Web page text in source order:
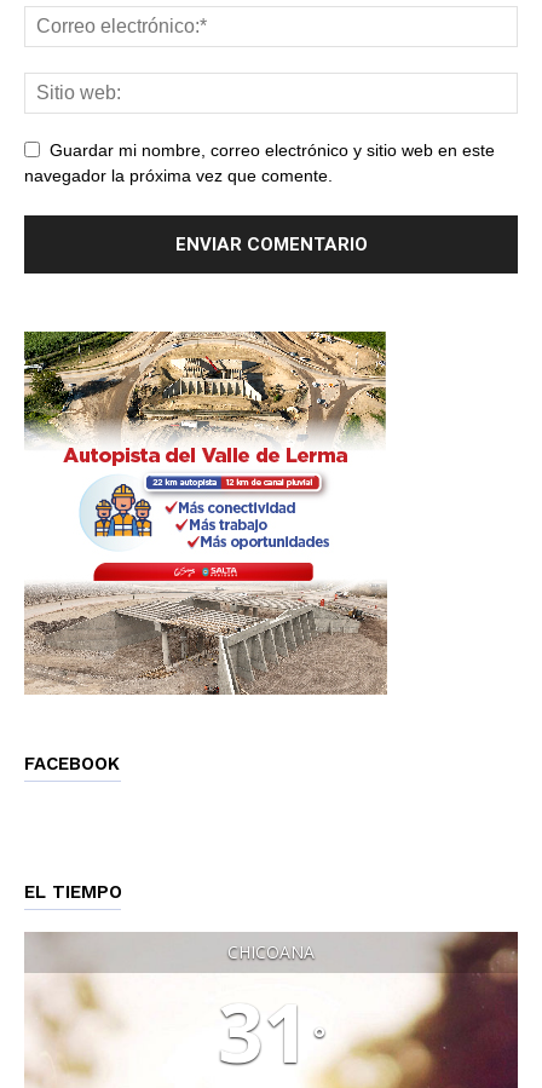
Guardar mi nombre, correo electrónico y sitio web en este
navegador la próxima vez que comente.
FACEBOOK
EL TIEMPO
CHICOANA
31 °